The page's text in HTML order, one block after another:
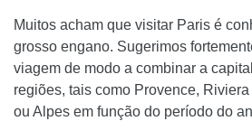
Muitos acham que visitar Paris é
grosso engano. Sugerimos
viagem de modo a combinar a
regiões, tais como Provence,
ou Alpes em função do período do